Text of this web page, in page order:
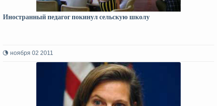
Иностранный педагог покинул сельскую школу
ноября 02 2011